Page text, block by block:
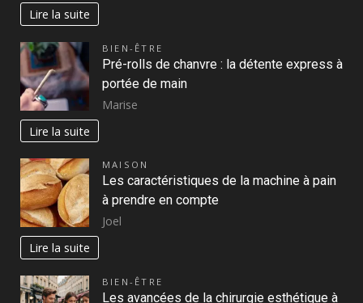
Lire la suite
BIEN-ÊTRE
Pré-rolls de chanvre : la détente express à
portée de main
Marise
Lire la suite
MAISON
Les caractéristiques de la machine à pain
à prendre en compte
Joel
Lire la suite
BIEN-ÊTRE
Les avancées de la chirurgie esthétique à